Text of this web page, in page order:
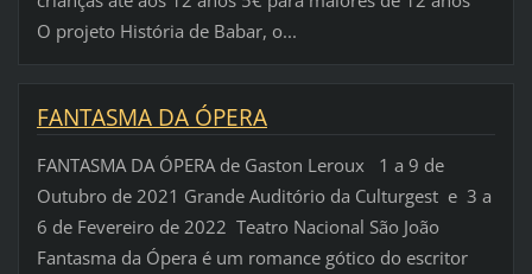
O projeto História de Babar, o...
FANTASMA DA ÓPERA
FANTASMA DA ÓPERA de Gaston Leroux 1 a 9 de
Outubro de 2021 Grande Auditório da Culturgest e 3 a
6 de Fevereiro de 2022 Teatro Nacional São João
Fantasma da Ópera é um romance gótico do escritor